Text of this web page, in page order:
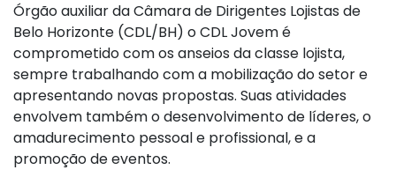
Órgão auxiliar da Câmara de Dirigentes Lojistas de
Belo Horizonte (CDL/BH) o CDL Jovem é
comprometido com os anseios da classe lojista,
sempre trabalhando com a mobilização do setor e
apresentando novas propostas. Suas atividades
envolvem também o desenvolvimento de líderes, o
amadurecimento pessoal e profissional, e a
promoção de eventos.